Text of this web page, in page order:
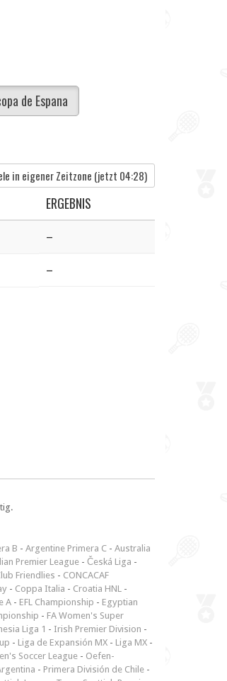
de Espana
in eigener Zeitzone (jetzt 04:28)
ERGEBNIS
–
–
B - Argentine Primera C - Australia
Premier League - Česká Liga -
Friendlies - CONCACAF
- Coppa Italia - Croatia HNL -
A - EFL Championship - Egyptian
- FA Women's Super
Liga 1 - Irish Premier Division -
- Liga de Expansión MX - Liga MX -
Soccer League - Oefen-
- Primera División de Chile -